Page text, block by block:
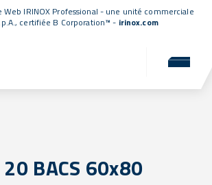
IRINOX Professional - une unité commerciale
certifiée B Corporation™ - irinox.com
20 BACS 60x80